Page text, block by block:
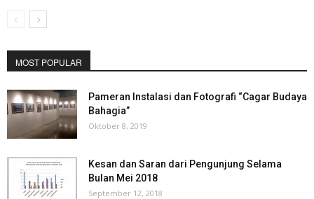
MOST POPULAR
Pameran Instalasi dan Fotografi “Cagar Budaya
Bahagia”
Oktober 8, 2019
Kesan dan Saran dari Pengunjung Selama
Bulan Mei 2018
September 12, 2018